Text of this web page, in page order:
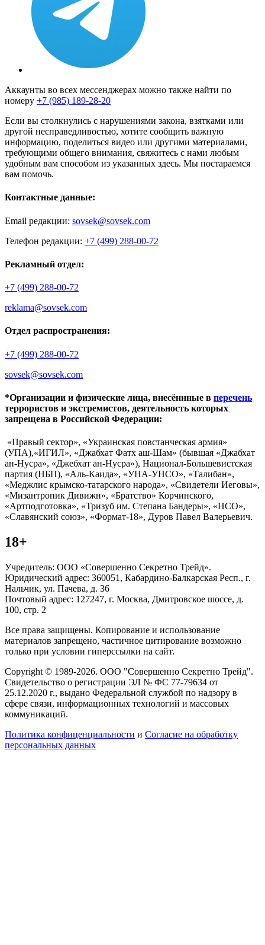
Аккаунты во всех мессенджерах можно также найти по
номеру +7 (985) 189-28-20
Если вы столкнулись с нарушениями закона, взятками или
другой несправедливостью, хотите сообщить важную
информацию, поделиться видео или другими материалами,
требующими общего внимания, свяжитесь с нами любым
удобным вам способом из указанных здесь. Мы постараемся
вам помочь.
Контактные данные:
Email редакции: sovsek@sovsek.com
Телефон редакции: +7 (499) 288-00-72
Рекламный отдел:
+7 (499) 288-00-72
reklama@sovsek.com
Отдел распространения:
+7 (499) 288-00-72
sovsek@sovsek.com
*Организации и физические лица, внесённные в перечень
террористов и экстремистов, деятельность которых
запрещена в Российской Федерации:
«Правый сектор», «Украинская повстанческая армия»
(УПА),«ИГИЛ», «Джабхат Фатх аш-Шам» (бывшая «Джабхат
ан-Нусра», «Джебхат ан-Нусра»), Национал-Большевистская
партия (НБП), «Аль-Каида», «УНА-УНСО», «Талибан»,
«Меджлис крымско-татарского народа», «Свидетели Иеговы»,
«Мизантропик Дивижн», «Братство» Корчинского,
«Артподготовка», «Тризуб им. Степана Бандеры», «НСО»,
«Славянский союз», «Формат-18», Дуров Павел Валерьевич.
18+
Учредитель: ООО «Совершенно Секретно Трейд».
Юридический адрес: 360051, Кабардино-Балкарская Респ., г.
Нальчик, ул. Пачева, д. 36
Почтовый адрес: 127247, г. Москва, Дмитровское шоссе, д.
100, стр. 2
Все права защищены. Копирование и использование
материалов запрещено, частичное цитирование возможно
только при условии гиперссылки на сайт.
Copyright © 1989-2026. ООО "Совершенно Секретно Трейд".
Свидетельство о регистрации ЭЛ № ФС 77-79634 от
25.12.2020 г., выдано Федеральной службой по надзору в
сфере связи, информационных технологий и массовых
коммуникаций.
Политика конфиценциальности и Согласие на обработку
персональных данных